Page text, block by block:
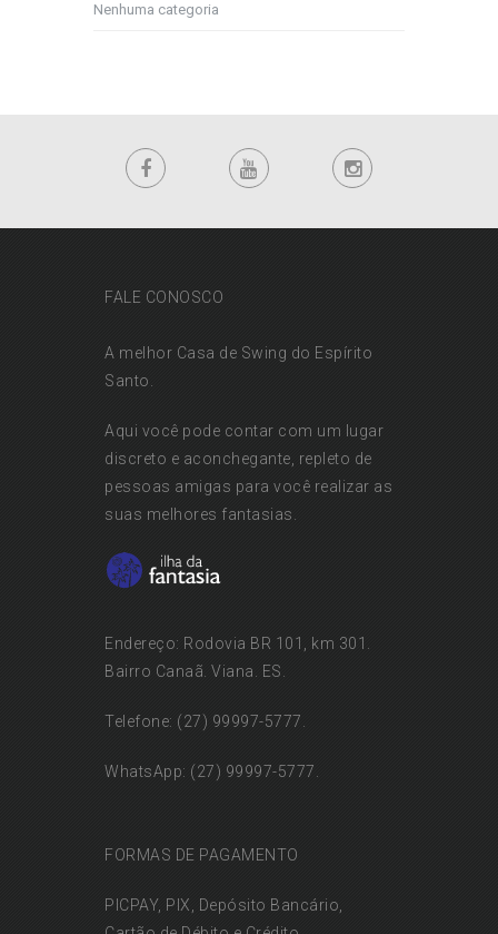
Nenhuma categoria
FALE CONOSCO
A melhor Casa de Swing do Espírito
Santo.
Aqui você pode contar com um lugar
discreto e aconchegante, repleto de
pessoas amigas para você realizar as
suas melhores fantasias.
Endereço: Rodovia BR 101, km 301.
Bairro Canaã. Viana. ES.
Telefone: (27) 99997-5777.
WhatsApp: (27) 99997-5777.
FORMAS DE PAGAMENTO
PICPAY, PIX, Depósito Bancário,